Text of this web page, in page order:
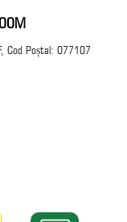
Cod Poștal: 077107